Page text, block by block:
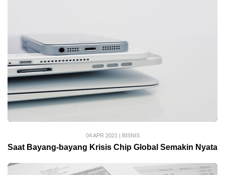
04 APR 2021 | BISNIS
Saat Bayang-bayang Krisis Chip Global Semakin Nyata